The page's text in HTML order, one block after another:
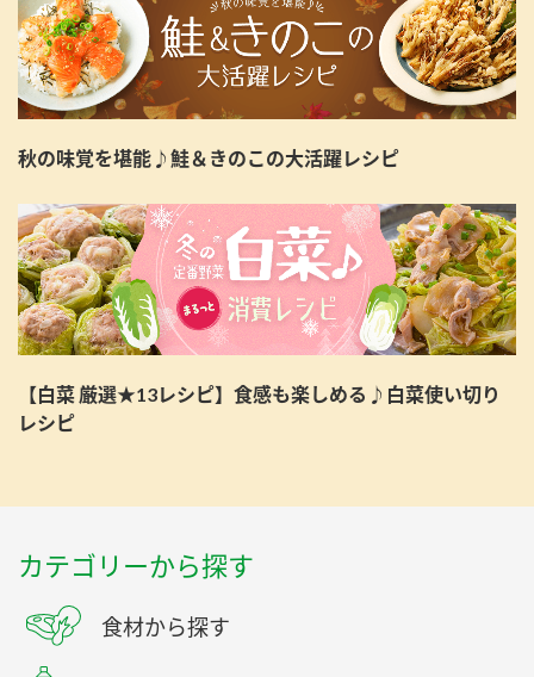
秋の味覚を堪能♪鮭＆きのこの大活躍レシピ
【白菜 厳選★13レシピ】食感も楽しめる♪白菜使い切り
レシピ
カテゴリーから探す
食材から探す